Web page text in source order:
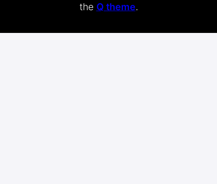
the Q theme.